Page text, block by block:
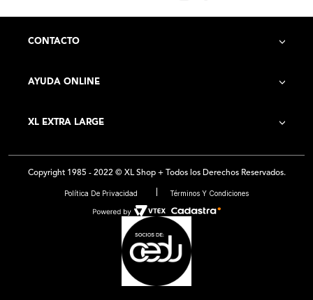
CONTACTO
AYUDA ONLINE
Contacto
Preguntas Frecuentes
Medios de Pago - Promociones
XL EXTRA LARGE
Historia de la Empresa
Copyright 1985 - 2022 © XL Shop + Todos los Derechos Reservados.
Política De Privacidad Términos Y Condiciones